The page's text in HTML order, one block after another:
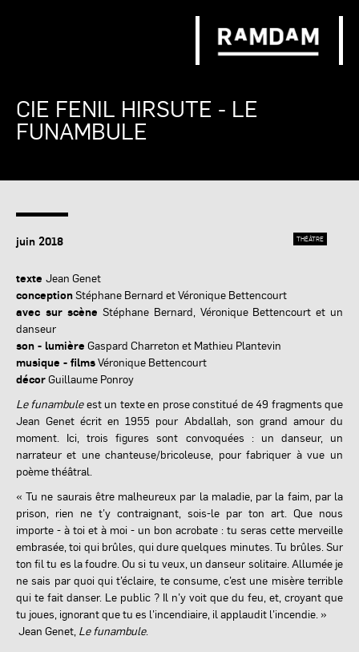
CIE FENIL HIRSUTE - LE
FUNAMBULE
juin 2018 THÉÂTRE
texte Jean Genet
conceptionStéphane Bernard et Véronique Bettencourt
avec sur scène Stéphane Bernard, Véronique Bettencourt et un
danseur
son - lumière Gaspard Charreton et Mathieu Plantevin
musique - filmsVéronique Bettencourt
décorGuillaume Ponroy
Le funambuleest un texte en prose constitué de 49 fragments que
Jean Genet écrit en 1955 pour Abdallah, son grand amour du
moment. Ici, trois figures sont convoquées : un danseur, un
narrateur et une chanteuse/bricoleuse, pour fabriquer à vue un
poème théâtral.
« Tu ne saurais être malheureux par la maladie, par la faim, par la
prison, rien ne t’y contraignant, sois-le par ton art. Que nous
importe - à toi et à moi - un bon acrobate : tu seras cette merveille
embrasée, toi qui brûles, qui dure quelques minutes. Tu brûles. Sur
ton fil tu es la foudre. Ou si tu veux, un danseur solitaire. Allumée je
ne sais par quoi qui t’éclaire, te consume, c’est une misère terrible
qui te fait danser. Le public ? Il n’y voit que du feu, et, croyant que
tu joues, ignorant que tu es l’incendiaire, il applaudit l’incendie. »
Jean Genet, Le funambule.